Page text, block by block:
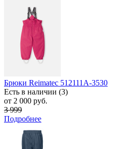
Брюки Reimatec 512111А-3530
Есть в наличии (3)
от 2 000 руб.
3 999
Подробнее